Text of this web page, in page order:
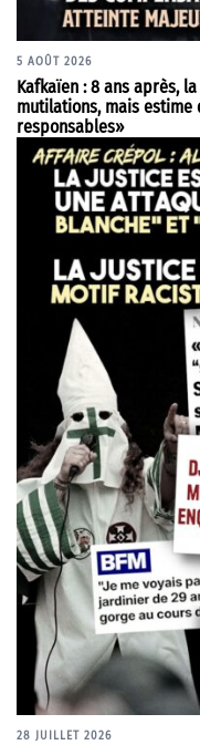
5 AOÛT 2026
Kafkaïen : 8 ans après,
mutilations, mais
responsables»
28 JUILLET 2026